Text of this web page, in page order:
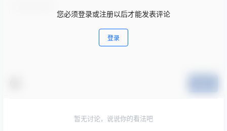
您必须登录或注册以后才能发表评论
登录
暂无讨论，说说你的看法吧